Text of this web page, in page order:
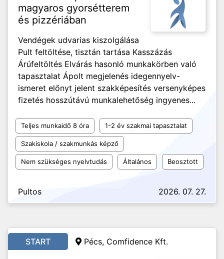
magyaros gyorsétterem
és pizzériában
Vendégek udvarias kiszolgálása
Pult feltöltése, tisztán tartása Kasszázás
Árúfeltöltés Elvárás hasonló munkakörben való
tapasztalat Ápolt megjelenés idegennyelv-
ismeret előnyt jelent szakképesítés versenyképes
fizetés hosszútávú munkalehetőség ingyenes...
Teljes munkaidő 8 óra 1-2 év szakmai tapasztalat
Szakiskola / szakmunkás képző
Nem szükséges nyelvtudás Általános Beosztott
Pultos 2026. 07. 27.
START Pécs, Comfidence Kft.